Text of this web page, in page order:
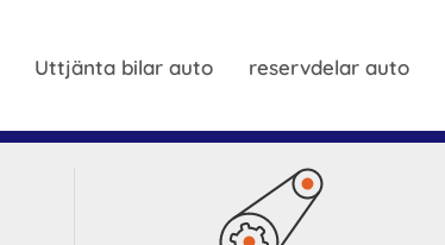
Uttjänta bilar auto reservdelar auto